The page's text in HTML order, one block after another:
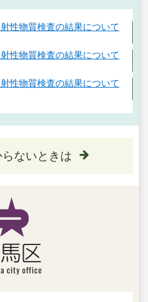
性物質検査の結果について
性物質検査の結果について
性物質検査の結果について
ないときは